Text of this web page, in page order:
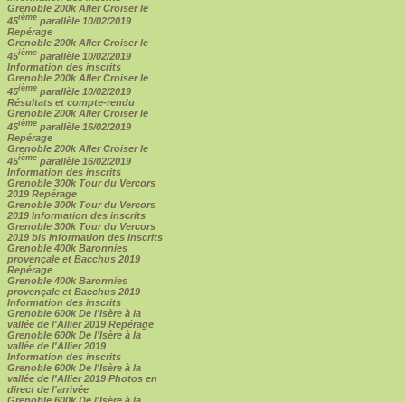
Grenoble 200k Aller Croiser le
45ième parallèle 10/02/2019
Repérage
Grenoble 200k Aller Croiser le
45ième parallèle 10/02/2019
Information des inscrits
Grenoble 200k Aller Croiser le
45ième parallèle 10/02/2019
Résultats et compte-rendu
Grenoble 200k Aller Croiser le
45ième parallèle 16/02/2019
Repérage
Grenoble 200k Aller Croiser le
45ième parallèle 16/02/2019
Information des inscrits
Grenoble 300k Tour du Vercors
2019 Repérage
Grenoble 300k Tour du Vercors
2019 Information des inscrits
Grenoble 300k Tour du Vercors
2019 bis Information des inscrits
Grenoble 400k Baronnies
provençale et Bacchus 2019
Repérage
Grenoble 400k Baronnies
provençale et Bacchus 2019
Information des inscrits
Grenoble 600k De l'Isère à la
vallée de l'Allier 2019 Repérage
Grenoble 600k De l'Isère à la
vallée de l'Allier 2019
Information des inscrits
Grenoble 600k De l'Isère à la
vallée de l'Allier 2019 Photos en
direct de l'arrivée